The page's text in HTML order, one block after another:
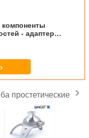
компоненты
- адаптер
простетические